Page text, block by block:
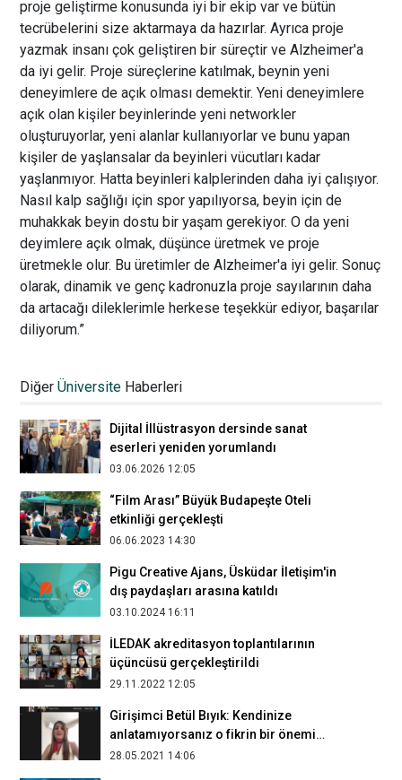
proje geliştirme konusunda iyi bir ekip var ve bütün
tecrübelerini size aktarmaya da hazırlar. Ayrıca proje
yazmak insanı çok geliştiren bir süreçtir ve Alzheimer'a
da iyi gelir. Proje süreçlerine katılmak, beynin yeni
deneyimlere de açık olması demektir. Yeni deneyimlere
açık olan kişiler beyinlerinde yeni networkler
oluşturuyorlar, yeni alanlar kullanıyorlar ve bunu yapan
kişiler de yaşlansalar da beyinleri vücutları kadar
yaşlanmıyor. Hatta beyinleri kalplerinden daha iyi çalışıyor.
Nasıl kalp sağlığı için spor yapılıyorsa, beyin için de
muhakkak beyin dostu bir yaşam gerekiyor. O da yeni
deyimlere açık olmak, düşünce üretmek ve proje
üretmekle olur. Bu üretimler de Alzheimer'a iyi gelir. Sonuç
olarak, dinamik ve genç kadronuzla proje sayılarının daha
da artacağı dileklerimle herkese teşekkür ediyor, başarılar
diliyorum.”
DiğerÜniversite Haberleri
yöntemleri konuşuldu
Dijital İllüstrasyon dersinde sanat
eserleri yeniden yorumlandı
03.06.2026 12:05
“Film Arası” Büyük Budapeşte Oteli
etkinliği gerçekleşti
06.06.2023 14:30
Pigu Creative Ajans, Üsküdar İletişim'in
dış paydaşları arasına katıldı
03.10.2024 16:11
İLEDAK akreditasyon toplantılarının
üçüncüsü gerçekleştirildi
29.11.2022 12:05
Girişimci Betül Bıyık: Kendinize
anlatamıyorsanız o fikrin bir önemi
kalmıyor
28.05.2021 14:06